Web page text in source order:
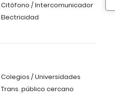
Citófono / Intercomunicador
Electricidad
Colegios / Universidades
Trans. público cercano